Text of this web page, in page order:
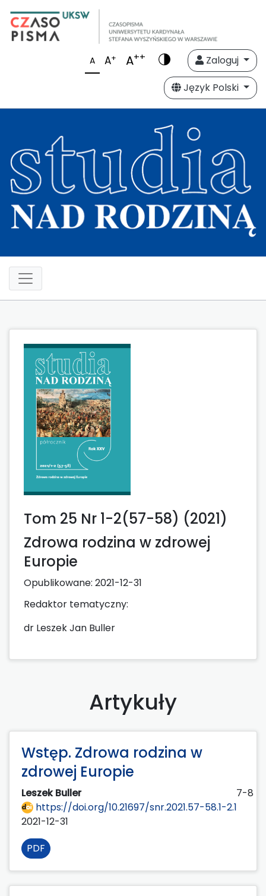
A A+ A++
Zaloguj
Język Polski
Tom 25 Nr 1-2(57-58) (2021)
Zdrowa rodzina w zdrowej
Europie
Opublikowane: 2021-12-31
Redaktor tematyczny:
dr Leszek Jan Buller
Artykuły
Wstęp. Zdrowa rodzina w
zdrowej Europie
Leszek Buller
7-8
https://doi.org/10.21697/snr.2021.57-58.1-2.1
2021-12-31
PDF